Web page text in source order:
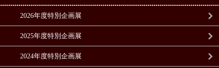
2026年度特別企画展
2025年度特別企画展
2024年度特別企画展